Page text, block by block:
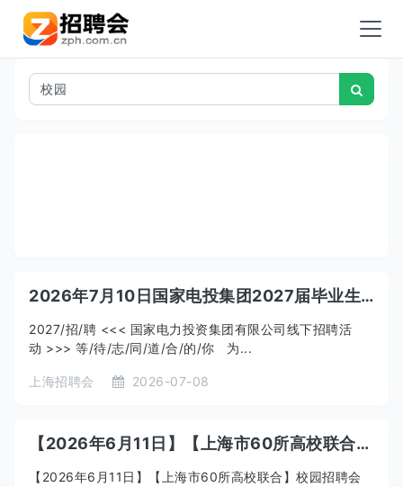
2026年7月10日国家电投集团2027届毕业生专场招聘会（上海交通大学站）
2027/招/聘 <<< 国家电力投资集团有限公司线下招聘活
动 >>> 等/待/志/同/道/合/的/你 为...
上海招聘会 2026-07-08
【2026年6月11日】【上海市60所高校联合】校园招聘会2026届就业招聘会2027届实习生招聘会（特大型招聘会）
【2026年6月11日】【上海市60所高校联合】校园招聘会